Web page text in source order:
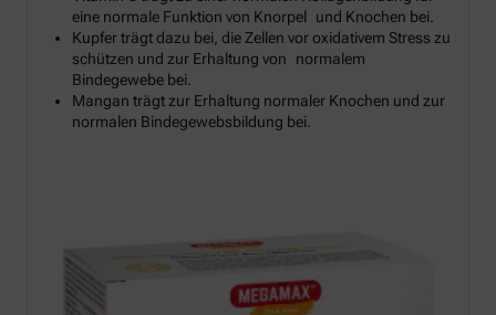
eine normale Funktion von Knorpel und Knochen bei.
Kupfer trägt dazu bei, die Zellen vor oxidativem Stress zu
schützen und zur Erhaltung von normalem
Bindegewebe bei.
Mangan trägt zur Erhaltung normaler Knochen und zur
normalen Bindegewebsbildung bei.